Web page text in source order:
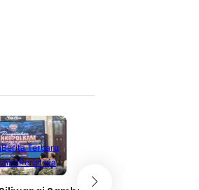
Berita Terbaru
Peristiwa